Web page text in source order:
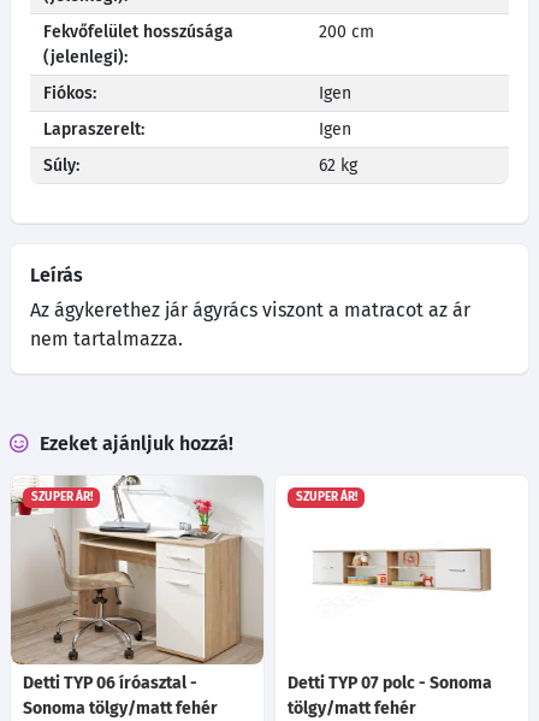
Fekvőfelület hosszúsága
(jelenlegi):
200 cm
Fiókos:
Igen
Lapraszerelt:
Igen
Súly:
62 kg
Leírás
Az ágykerethez jár ágyrács viszont a matracot az ár
nem tartalmazza.
Ezeket ajánljuk hozzá!
SZUPER ÁR!
Detti TYP 06 íróasztal -
Sonoma tölgy/matt fehér
SZUPER ÁR!
Detti TYP 07 polc - Sonoma
tölgy/matt fehér